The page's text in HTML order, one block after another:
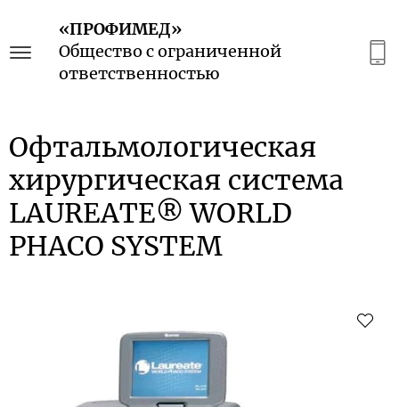
«ПРОФИМЕД»
Общество с ограниченной
ответственностью
Офтальмологическая
хирургическая система
LAUREATE® WORLD
PHACO SYSTEM